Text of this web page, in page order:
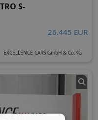
S-
26.445 EUR
EXCELLENCE CARS GmbH & Co.KG